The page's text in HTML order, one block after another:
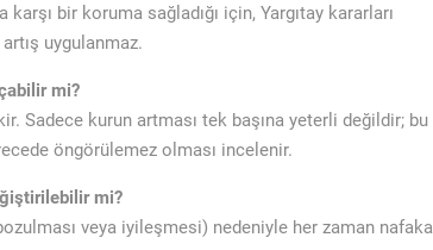
bir koruma sağladığı için, Yargıtay kararları
uygulanmaz.
mi?
Sadece kurun artması tek başına yeterli değildir; bu
öngörülemez olması incelenir.
mi?
veya iyileşmesi) nedeniyle her zaman nafaka